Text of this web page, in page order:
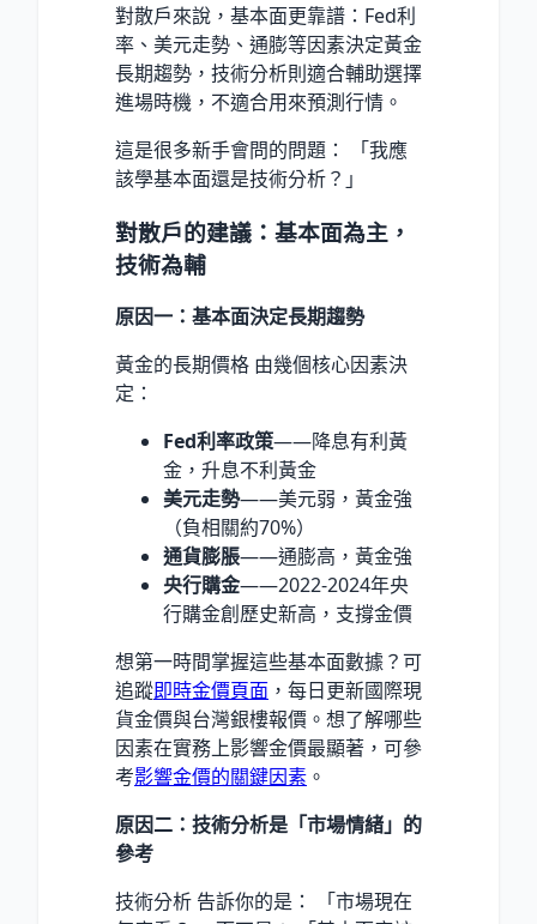
對散戶來說，基本面更靠譜：Fed利
率、美元走勢、通膨等因素決定黃金
長期趨勢，技術分析則適合輔助選擇
進場時機，不適合用來預測行情。
這是很多新手會問的問題： 「我應
該學基本面還是技術分析？」
對散戶的建議：基本面為主，
技術為輔
原因一：基本面決定長期趨勢
黃金的長期價格 由幾個核心因素決
定：
Fed利率政策——降息有利黃
金，升息不利黃金
美元走勢——美元弱，黃金強
（負相關約70%）
通貨膨脹——通膨高，黃金強
央行購金——2022-2024年央
行購金創歷史新高，支撐金價
想第一時間掌握這些基本面數據？可
追蹤即時金價頁面 ，每日更新國際現
貨金價與台灣銀樓報價。想了解哪些
因素在實務上影響金價最顯著，可參
考影響金價的關鍵因素 。
原因二：技術分析是「市場情緒」的
參考
技術分析 告訴你的是： 「市場現在